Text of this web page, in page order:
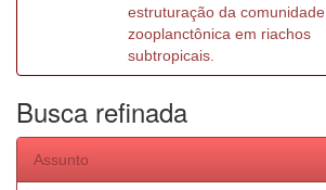
estruturação da comunidade
zooplanctônica em riachos
subtropicais.
Busca refinada
Assunto